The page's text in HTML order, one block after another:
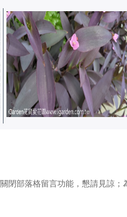
閉部落格留言功能，懇請見諒